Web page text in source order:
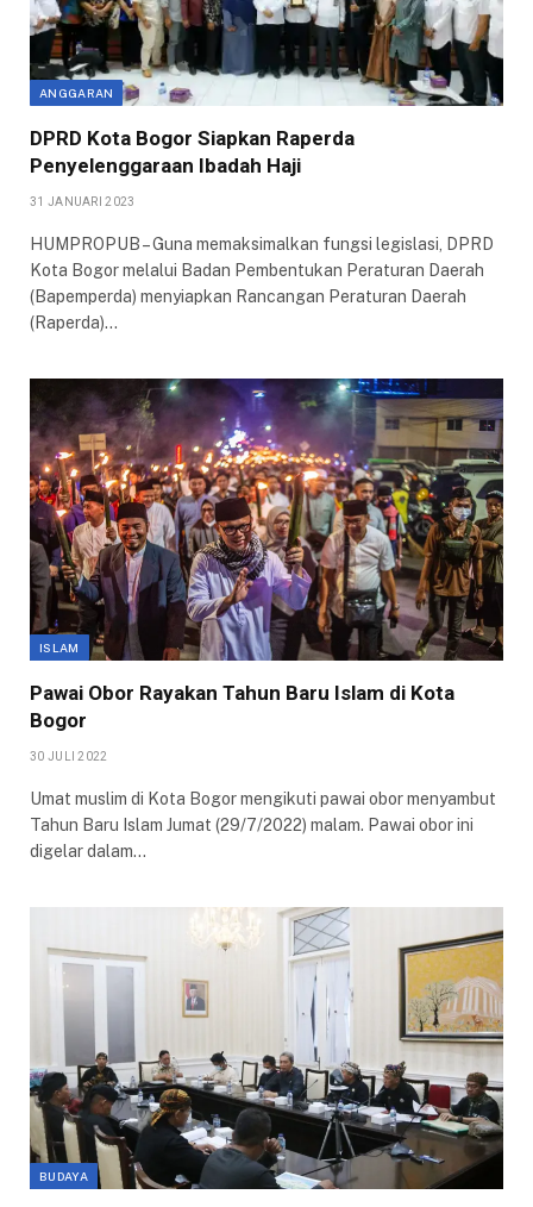
ANGGARAN
DPRD Kota Bogor Siapkan Raperda
Penyelenggaraan Ibadah Haji
31 JANUARI 2023
HUMPROPUB – Guna memaksimalkan fungsi legislasi, DPRD
Kota Bogor melalui Badan Pembentukan Peraturan Daerah
(Bapemperda) menyiapkan Rancangan Peraturan Daerah
(Raperda)…
ISLAM
Pawai Obor Rayakan Tahun Baru Islam di Kota
Bogor
30 JULI 2022
Umat muslim di Kota Bogor mengikuti pawai obor menyambut
Tahun Baru Islam Jumat (29/7/2022) malam. Pawai obor ini
digelar dalam…
BUDAYA